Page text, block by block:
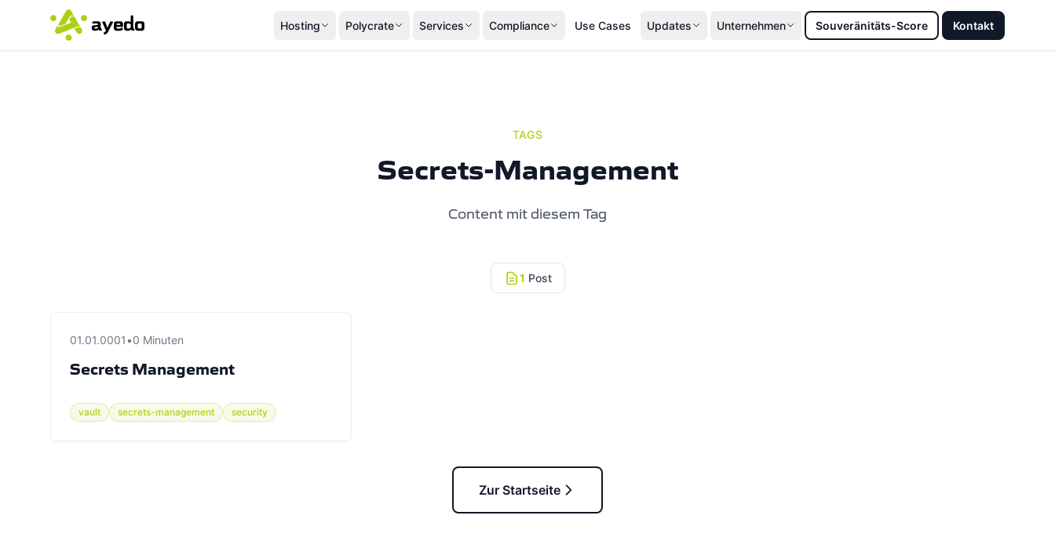
Hosting Polycrate Services Compliance Use Cases Updates Unternehmen Souveränitäts-Score Kontakt
TAGS
Secrets-Management
Content mit diesem Tag
1 Post
01.01.0001 •0 Minuten
Secrets Management
vault secrets-management security
Zur Startseite